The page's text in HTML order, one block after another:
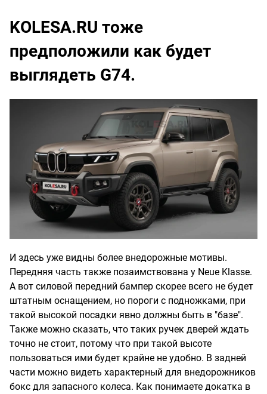
KOLESA.RU тоже
предположили как будет
выглядеть G74.
И здесь уже видны более внедорожные мотивы.
Передняя часть также позаимствована у Neue Klasse.
А вот силовой передний бампер скорее всего не будет
штатным оснащением, но пороги с подножками, при
такой высокой посадки явно должны быть в "базе".
Также можно сказать, что таких ручек дверей ждать
точно не стоит, потому что при такой высоте
пользоваться ими будет крайне не удобно. В задней
части можно видеть характерный для внедорожников
бокс для запасного колеса. Как понимаете докатка в